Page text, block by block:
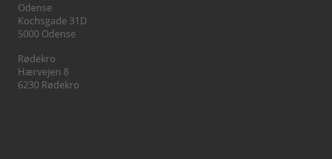
Odense
Kochsgade 31D
5000 Odense
Rødekro
Hærvejen 8
6230 Rødekro